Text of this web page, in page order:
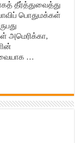
தீர்த்துவைத்து
பொதுமக்கள்
அமெரிக்கா,
…